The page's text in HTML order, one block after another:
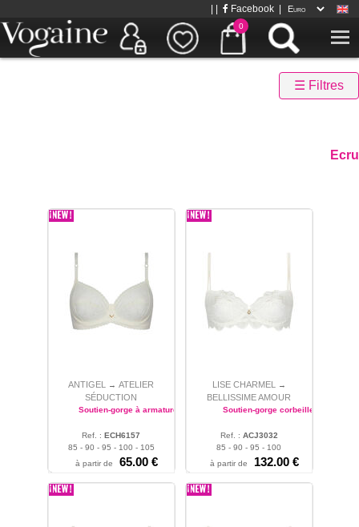
0
Facebook
☰ Filtres
Ecru
ANTIGEL → ATELIER
SÉDUCTION
Soutien-gorge à armatures
Ref. : ECH6157
85 - 90 - 95 - 100 - 105
à partir de
65.00 €
LISE CHARMEL →
BELLISSIME AMOUR
Soutien-gorge corbeille
Ref. : ACJ3032
85 - 90 - 95 - 100
à partir de
132.00 €